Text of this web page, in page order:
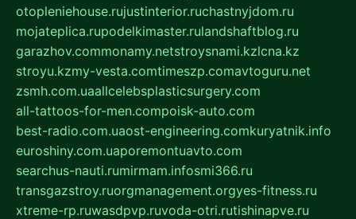
otopleniehouse.rujustinterior.ruchastnyjdom.ru
mojateplica.rupodelkimaster.rulandshaftblog.ru
garazhov.commonamy.netstroysnami.kzlcna.kz
stroyu.kzmy-vesta.comtimeszp.comavtoguru.net
zsmh.com.uaallcelebsplasticsurgery.com
all-tattoos-for-men.compoisk-auto.com
best-radio.com.uaost-engineering.comkuryatnik.info
euroshiny.com.uaporemontuavto.com
searchus-nauti.rumirmam.infosmi366.ru
transgazstroy.ruorgmanagement.orgyes-fitness.ru
xtreme-rp.ruwasdpvp.ruvoda-otri.rutishinapve.ru